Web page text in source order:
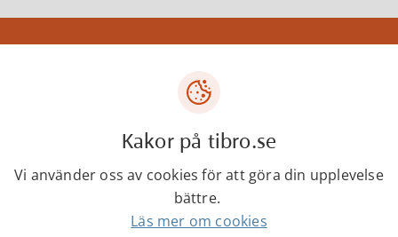
Telefon: 0504-180 00
E-post: kommun@tibro.se
Organisationsnummer:
Kakor på tibro.se
Vi använder oss av cookies för att göra din upplevelse
bättre.
Läs mer om cookies